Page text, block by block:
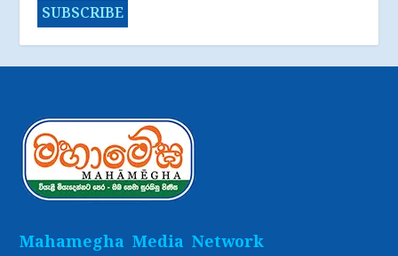
Mahamegha Media Network